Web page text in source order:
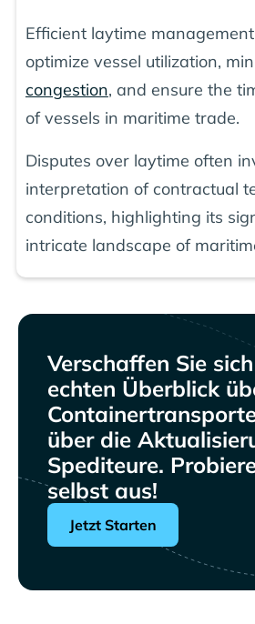
Efficient laytime
optimize vessel utilization,
congestion, and ensure the
of vessels in maritime trade.
Disputes over laytime often
interpretation of contractual
conditions, highlighting its
intricate landscape of
Verschaffen Sie
echten Überblick
über die
Spediteure.
selbst aus!
Jetzt Starten